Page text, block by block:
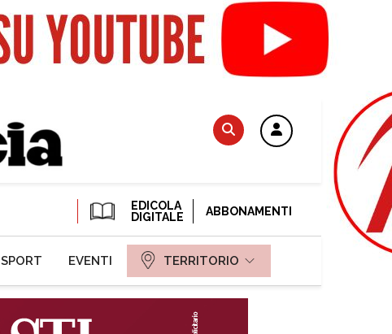
EDICOLA
DIGITALE
ABBONAMENTI
SPORT EVENTI TERRITORIO